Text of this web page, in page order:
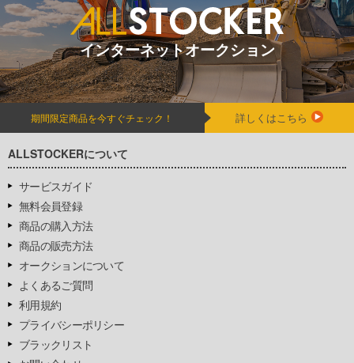
インターネットオークション
期間限定商品を今すぐチェック！ 詳しくはこちら
ALLSTOCKERについて
サービスガイド
無料会員登録
商品の購入方法
商品の販売方法
オークションについて
よくあるご質問
利用規約
プライバシーポリシー
ブラックリスト